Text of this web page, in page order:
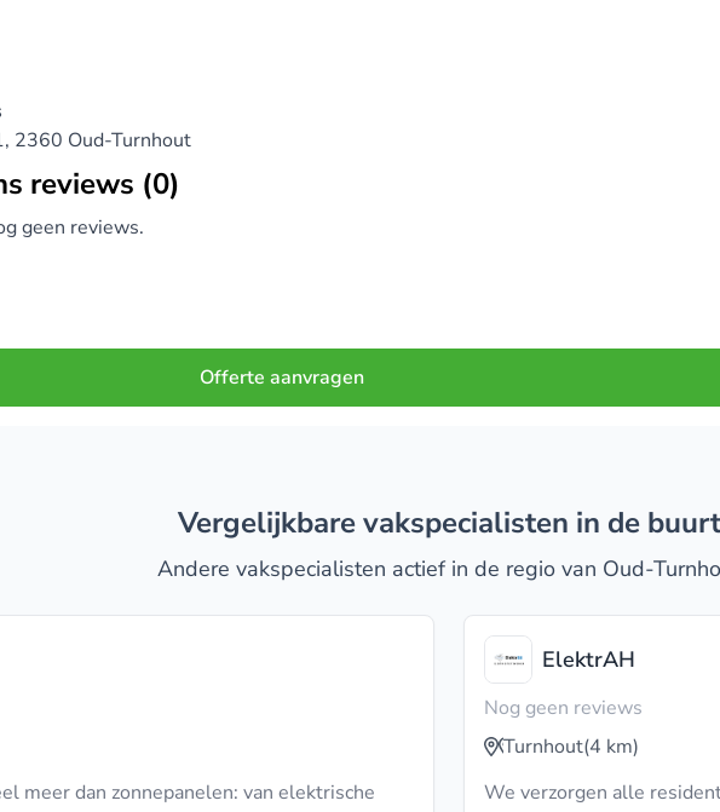
2360 Oud-Turnhout
reviews (0)
geen reviews.
Offerte aanvragen
Vergelijkbare vakspecialisten in de buurt
Andere vakspecialisten actief in de regio van Oud-
meer dan zonnepanelen: van elektrische
ElektrAH
Nog geen reviews
Turnhout(4 km)
We verzorgen alle